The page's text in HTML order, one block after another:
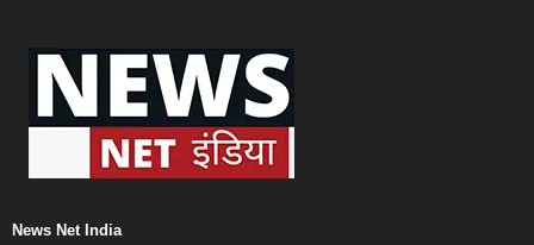
News Net India